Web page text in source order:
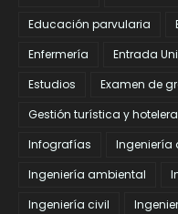
Educación parvularia
Enfermería
Entrada
Estudios
Examen de
Gestión turística y hotelera
Infografías
Ingeniería
Ingeniería ambiental
Ingeniería civil